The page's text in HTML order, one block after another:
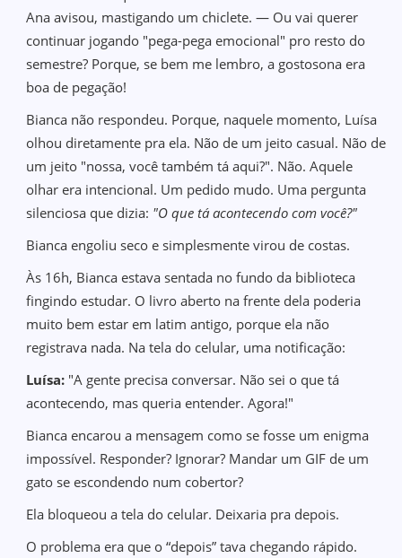
Ana avisou, mastigando um chiclete. — Ou vai querer
continuar jogando "pega-pega emocional" pro resto do
semestre? Porque, se bem me lembro, a gostosona era
boa de pegação!
Bianca não respondeu. Porque, naquele momento, Luísa
olhou diretamente pra ela. Não de um jeito casual. Não de
um jeito "nossa, você também tá aqui?". Não. Aquele
olhar era intencional. Um pedido mudo. Uma pergunta
silenciosa que dizia: "O que tá acontecendo com você?"
Bianca engoliu seco e simplesmente virou de costas.
Às 16h, Bianca estava sentada no fundo da biblioteca
fingindo estudar. O livro aberto na frente dela poderia
muito bem estar em latim antigo, porque ela não
registrava nada. Na tela do celular, uma notificação:
Luísa: "A gente precisa conversar. Não sei o que tá
acontecendo, mas queria entender. Agora!"
Bianca encarou a mensagem como se fosse um enigma
impossível. Responder? Ignorar? Mandar um GIF de um
gato se escondendo num cobertor?
Ela bloqueou a tela do celular. Deixaria pra depois.
O problema era que o “depois” tava chegando rápido.